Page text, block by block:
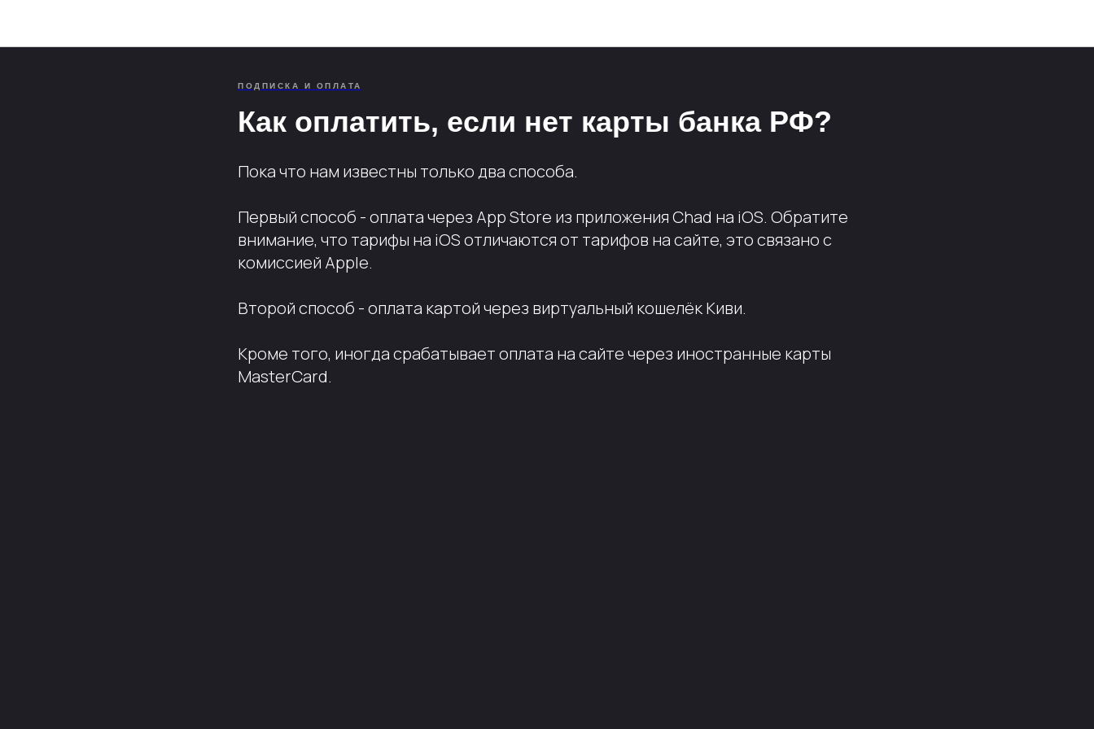
ПОДПИСКА И ОПЛАТА
Как оплатить, если нет карты банка РФ?
Пока что нам известны только два способа.
Первый способ - оплата через App Store из приложения Chad на iOS. Обратите
внимание, что тарифы на iOS отличаются от тарифов на сайте, это связано с
комиссией Apple.
Второй способ - оплата картой через виртуальный кошелёк Киви.
Кроме того, иногда срабатывает оплата на сайте через иностранные карты
MasterCard.